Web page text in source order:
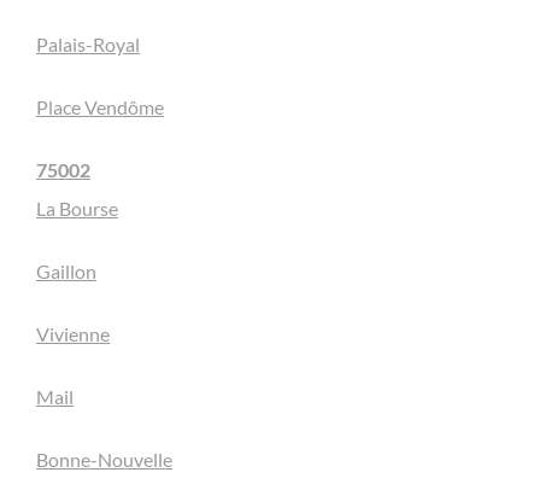
Palais-Royal
Place Vendôme
75002
La Bourse
Gaillon
Vivienne
Mail
Bonne-Nouvelle